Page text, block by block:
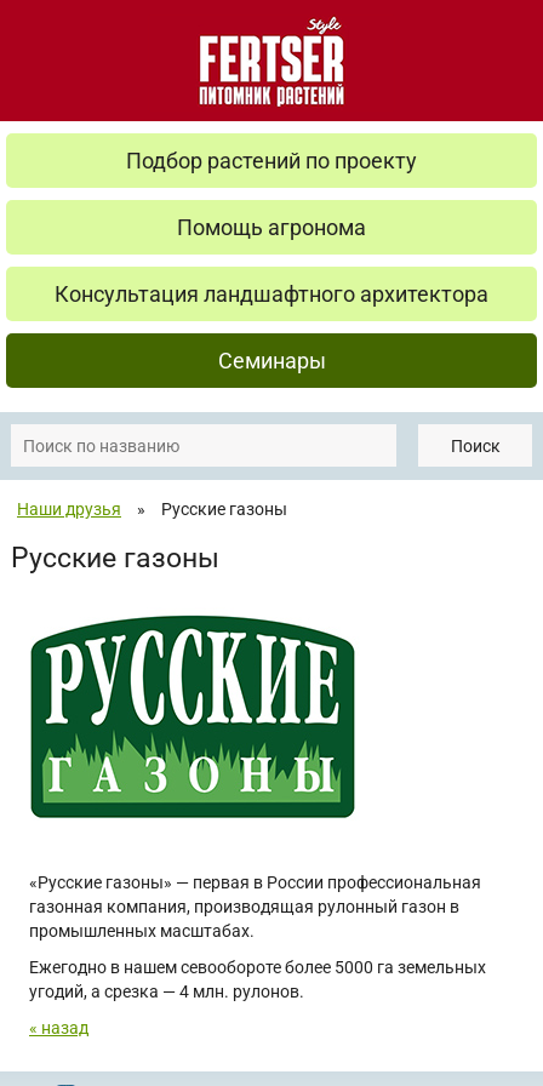
Подбор растений по проекту
Помощь агронома
Консультация ландшафтного архитектора
Семинары
Поиск
Наши друзья » Русские газоны
Русские газоны
«Русские газоны» — первая в России профессиональная
газонная компания, производящая рулонный газон в
промышленных масштабах.
Ежегодно в нашем севообороте более 5000 га земельных
угодий, а срезка — 4 млн. рулонов.
« назад